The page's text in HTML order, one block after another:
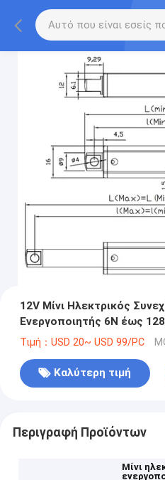
12V Μίνι Ηλεκτρικός
Ενεργοποιητής 6N έως
Προσαρμοσμένη Στροφή
Τιμή：USD 20~ USD 99/PC
Καλύτερη τιμή
Περιγραφή Προϊόντων
Μίνι